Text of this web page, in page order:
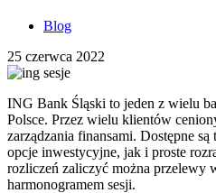
Blog
25 czerwca 2022
ING Bank Śląski to jeden z wielu
Polsce. Przez wielu klientów
zarządzania finansami. Dostępne
opcje inwestycyjne, jak i proste
rozliczeń zaliczyć można przelewy
harmonogramem sesji.